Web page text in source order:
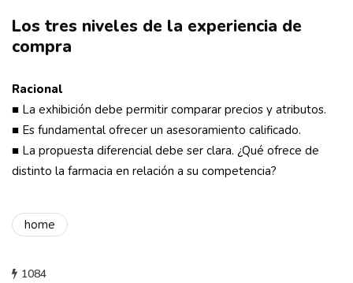
Los tres niveles de la experiencia de
compra
Racional
■ La exhibición debe permitir comparar precios y atributos.
■ Es fundamental ofrecer un asesoramiento calificado.
■ La propuesta diferencial debe ser clara. ¿Qué ofrece de
distinto la farmacia en relación a su competencia?
home
1084